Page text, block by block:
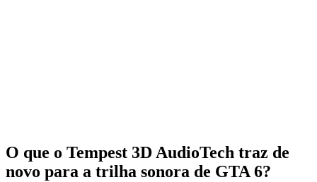
O que o Tempest 3D AudioTech traz de
novo para a trilha sonora de GTA 6?